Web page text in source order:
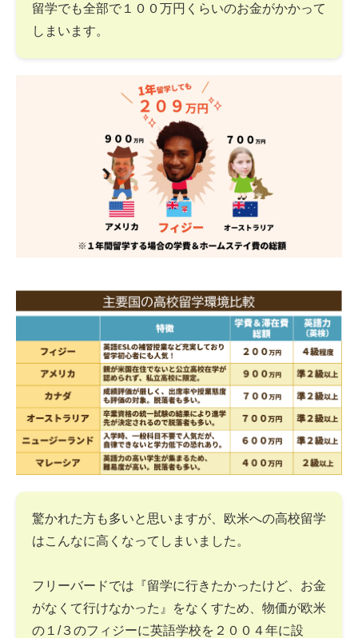
留学でも全部で１００万円くらいのお金がかかって
しまいます。
驚かれた方も多いと思いますが、欧米への高校留学
はこんなに高くなってしまいました。
フリーバードでは『留学に行きたかったけど、お金
がなくて行けなかった』をなくすため、物価が欧米
の１/３のフィジーに英語学校を２００４年に設